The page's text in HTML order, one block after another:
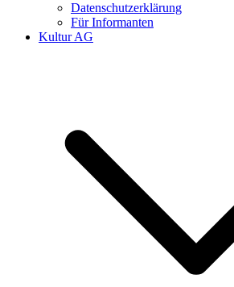
Datenschutzerklärung
Für Informanten
Kultur AG